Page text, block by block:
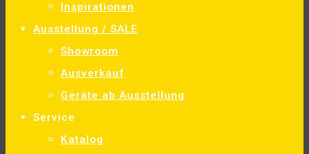
Inspirationen
Ausstellung / SALE
Showroom
Ausverkauf
Geräte ab Ausstellung
Service
Katalog